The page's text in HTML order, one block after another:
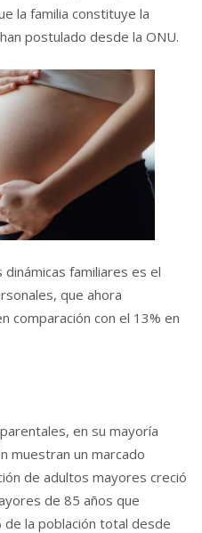
la familia constituye la
postulado desde la ONU.
familiares es el
que ahora
comparación con el 13% en
en su mayoría
muestran un marcado
de adultos mayores creció
de 85 años que
la población total desde